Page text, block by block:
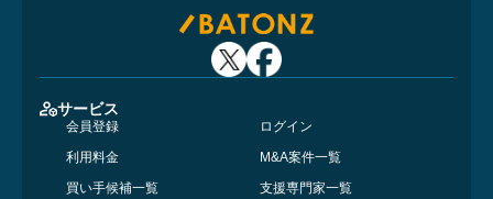
サービス
会員登録
ログイン
利用料金
M&A案件一覧
買い手候補一覧
支援専門家一覧